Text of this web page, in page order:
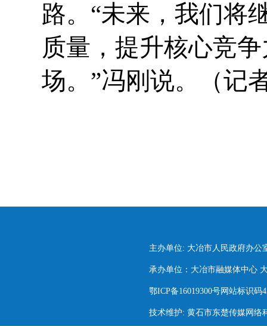
路。“未来，我们将
质量，提升核心竞
场。”冯刚说。（记
主办单位: 大冶市人民政府办公
承办单位：大冶市融媒体中心
鄂ICP备16019300号网站标识码
技术维护: 黄石市东楚传媒网络